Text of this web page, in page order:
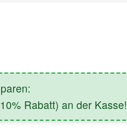
Rabatt) an der Kasse!